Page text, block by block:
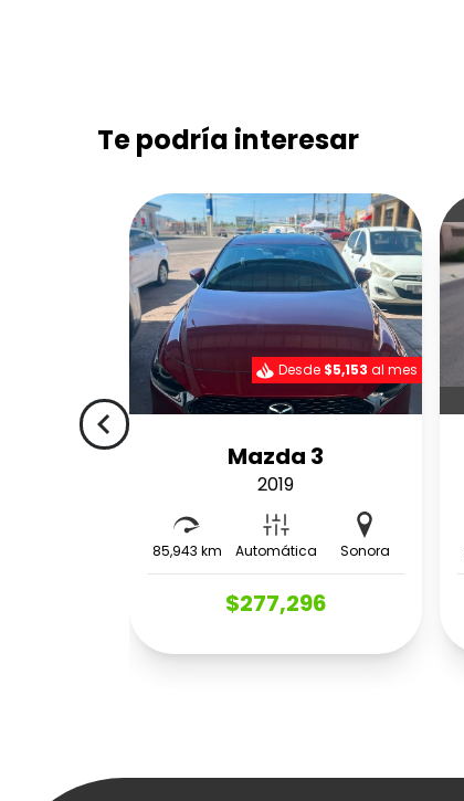
Te podría interesar
navigate_before
Desde $5,153 al mes
Mazda 3
2019
85,943 km Automática Sonora
$277,296